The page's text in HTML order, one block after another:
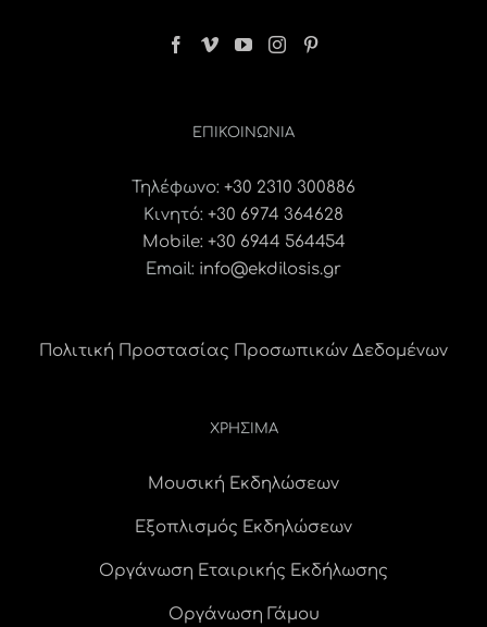
ΕΠΙΚΟΙΝΩΝΊΑ
Τηλέφωνο: +30 2310 300886
Κινητό: +30 6974 364628
Mobile: +30 6944 564454
Email: info@ekdilosis.gr
Πολιτική Προστασίας Προσωπικών Δεδομένων
ΧΡΗΣΙΜΑ
Μουσική Εκδηλώσεων
Εξοπλισμός Εκδηλώσεων
Οργάνωση Εταιρικής Εκδήλωσης
Οργάνωση Γάμου